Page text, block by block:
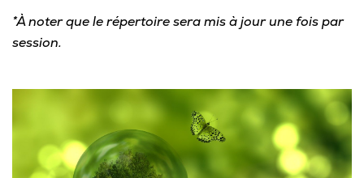
Communications
Liens utiles
Omnivox
Microsoft 365
*À noter que le répertoire sera mis à jour une fois par
session.